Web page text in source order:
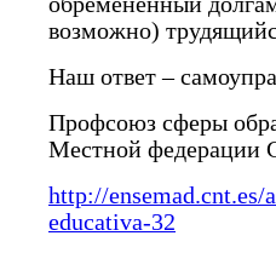
возможно)
Наш ответ –
Профсоюз сферы
Местной федерации
http://
educativa-32